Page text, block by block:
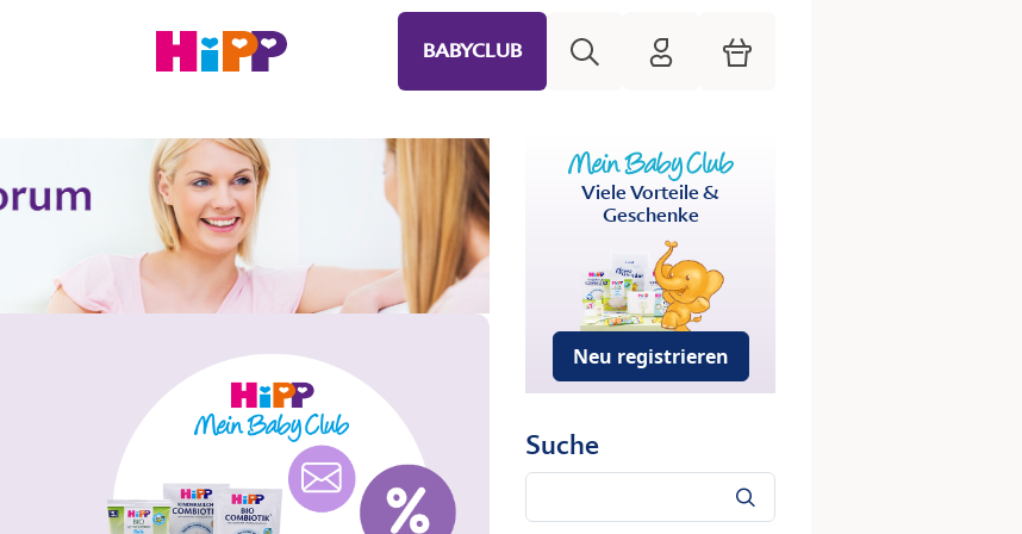
BABYCLUB HiPP Mein Babyclub
Warenkorb
Viele Vorteile &
Geschenke
Neu registrieren
Suche